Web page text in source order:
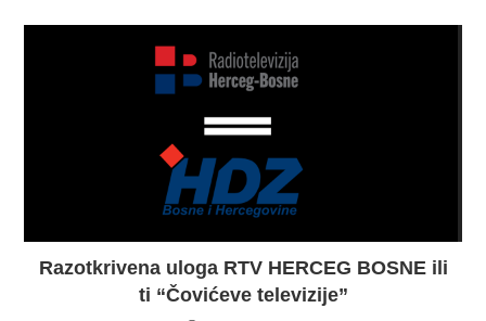
Razotkrivena uloga RTV HERCEG BOSNE ili
ti “Čovićeve televizije”